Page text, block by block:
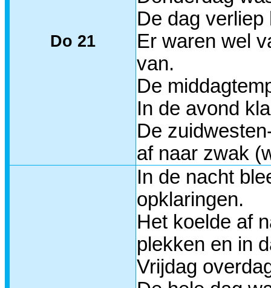
Do 21
De dag
Er waren wel
van.
De
In de avond
De
af naar zwak
In de nacht
opklaringen.
Het koelde af
plekken en in
Vrijdag